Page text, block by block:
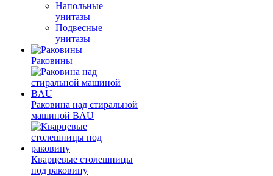
Напольные
унитазы
Подвесные
унитазы
Раковины
Раковина над стиральной
машиной BAU
Кварцевые столешницы
под раковину